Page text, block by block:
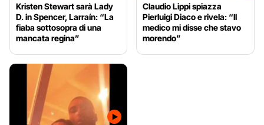
Kristen Stewart sarà Lady
D. in Spencer, Larraín: “La
fiaba sottosopra di una
mancata regina”
Claudio Lippi spiazza
Pierluigi Diaco e rivela: “Il
medico mi disse che stavo
morendo”